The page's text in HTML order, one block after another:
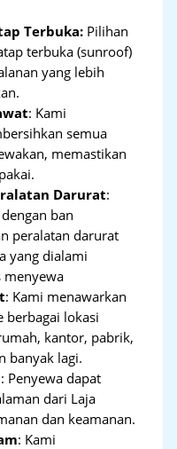
Terbuka: Pilihan
terbuka (sunroof)
yang lebih
: Kami
semua
memastikan
Darurat:
ban
peralatan darurat
yang dialami
menyewa
: Kami menawarkan
berbagai lokasi
kantor, pabrik,
banyak lagi.
: Penyewa dapat
dari Laja
dan keamanan.
: Kami